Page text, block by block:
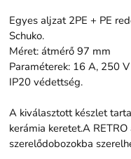
Egyes aljzat 2PE + PE
Schuko.
Méret: átmérő 97 mm
Paraméterek: 16 A, 250
IP20 védettség.
A kiválasztott készlet
kerámia keretet.A
szerelődobozokba